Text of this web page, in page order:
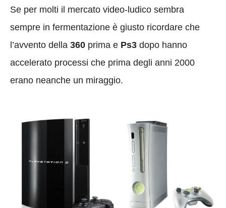
Se per molti il mercato video-ludico sembra
sempre in fermentazione è giusto ricordare che
l’avvento della 360 prima e Ps3 dopo hanno
accelerato processi che prima degli anni 2000
erano neanche un miraggio.